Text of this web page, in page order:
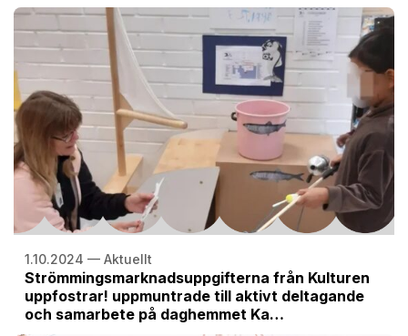
1.10.2024 — Aktuellt
Strömmingsmarknadsuppgifterna från Kulturen
uppfostrar! uppmuntrade till aktivt deltagande
och samarbete på daghemmet Ka…